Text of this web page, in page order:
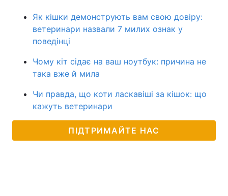
Як кішки демонструють вам свою довіру:
ветеринари назвали 7 милих ознак у
поведінці
Чому кіт сідає на ваш ноутбук: причина не
така вже й мила
Чи правда, що коти ласкавіші за кішок: що
кажуть ветеринари
ПІДТРИМАЙТЕ НАС